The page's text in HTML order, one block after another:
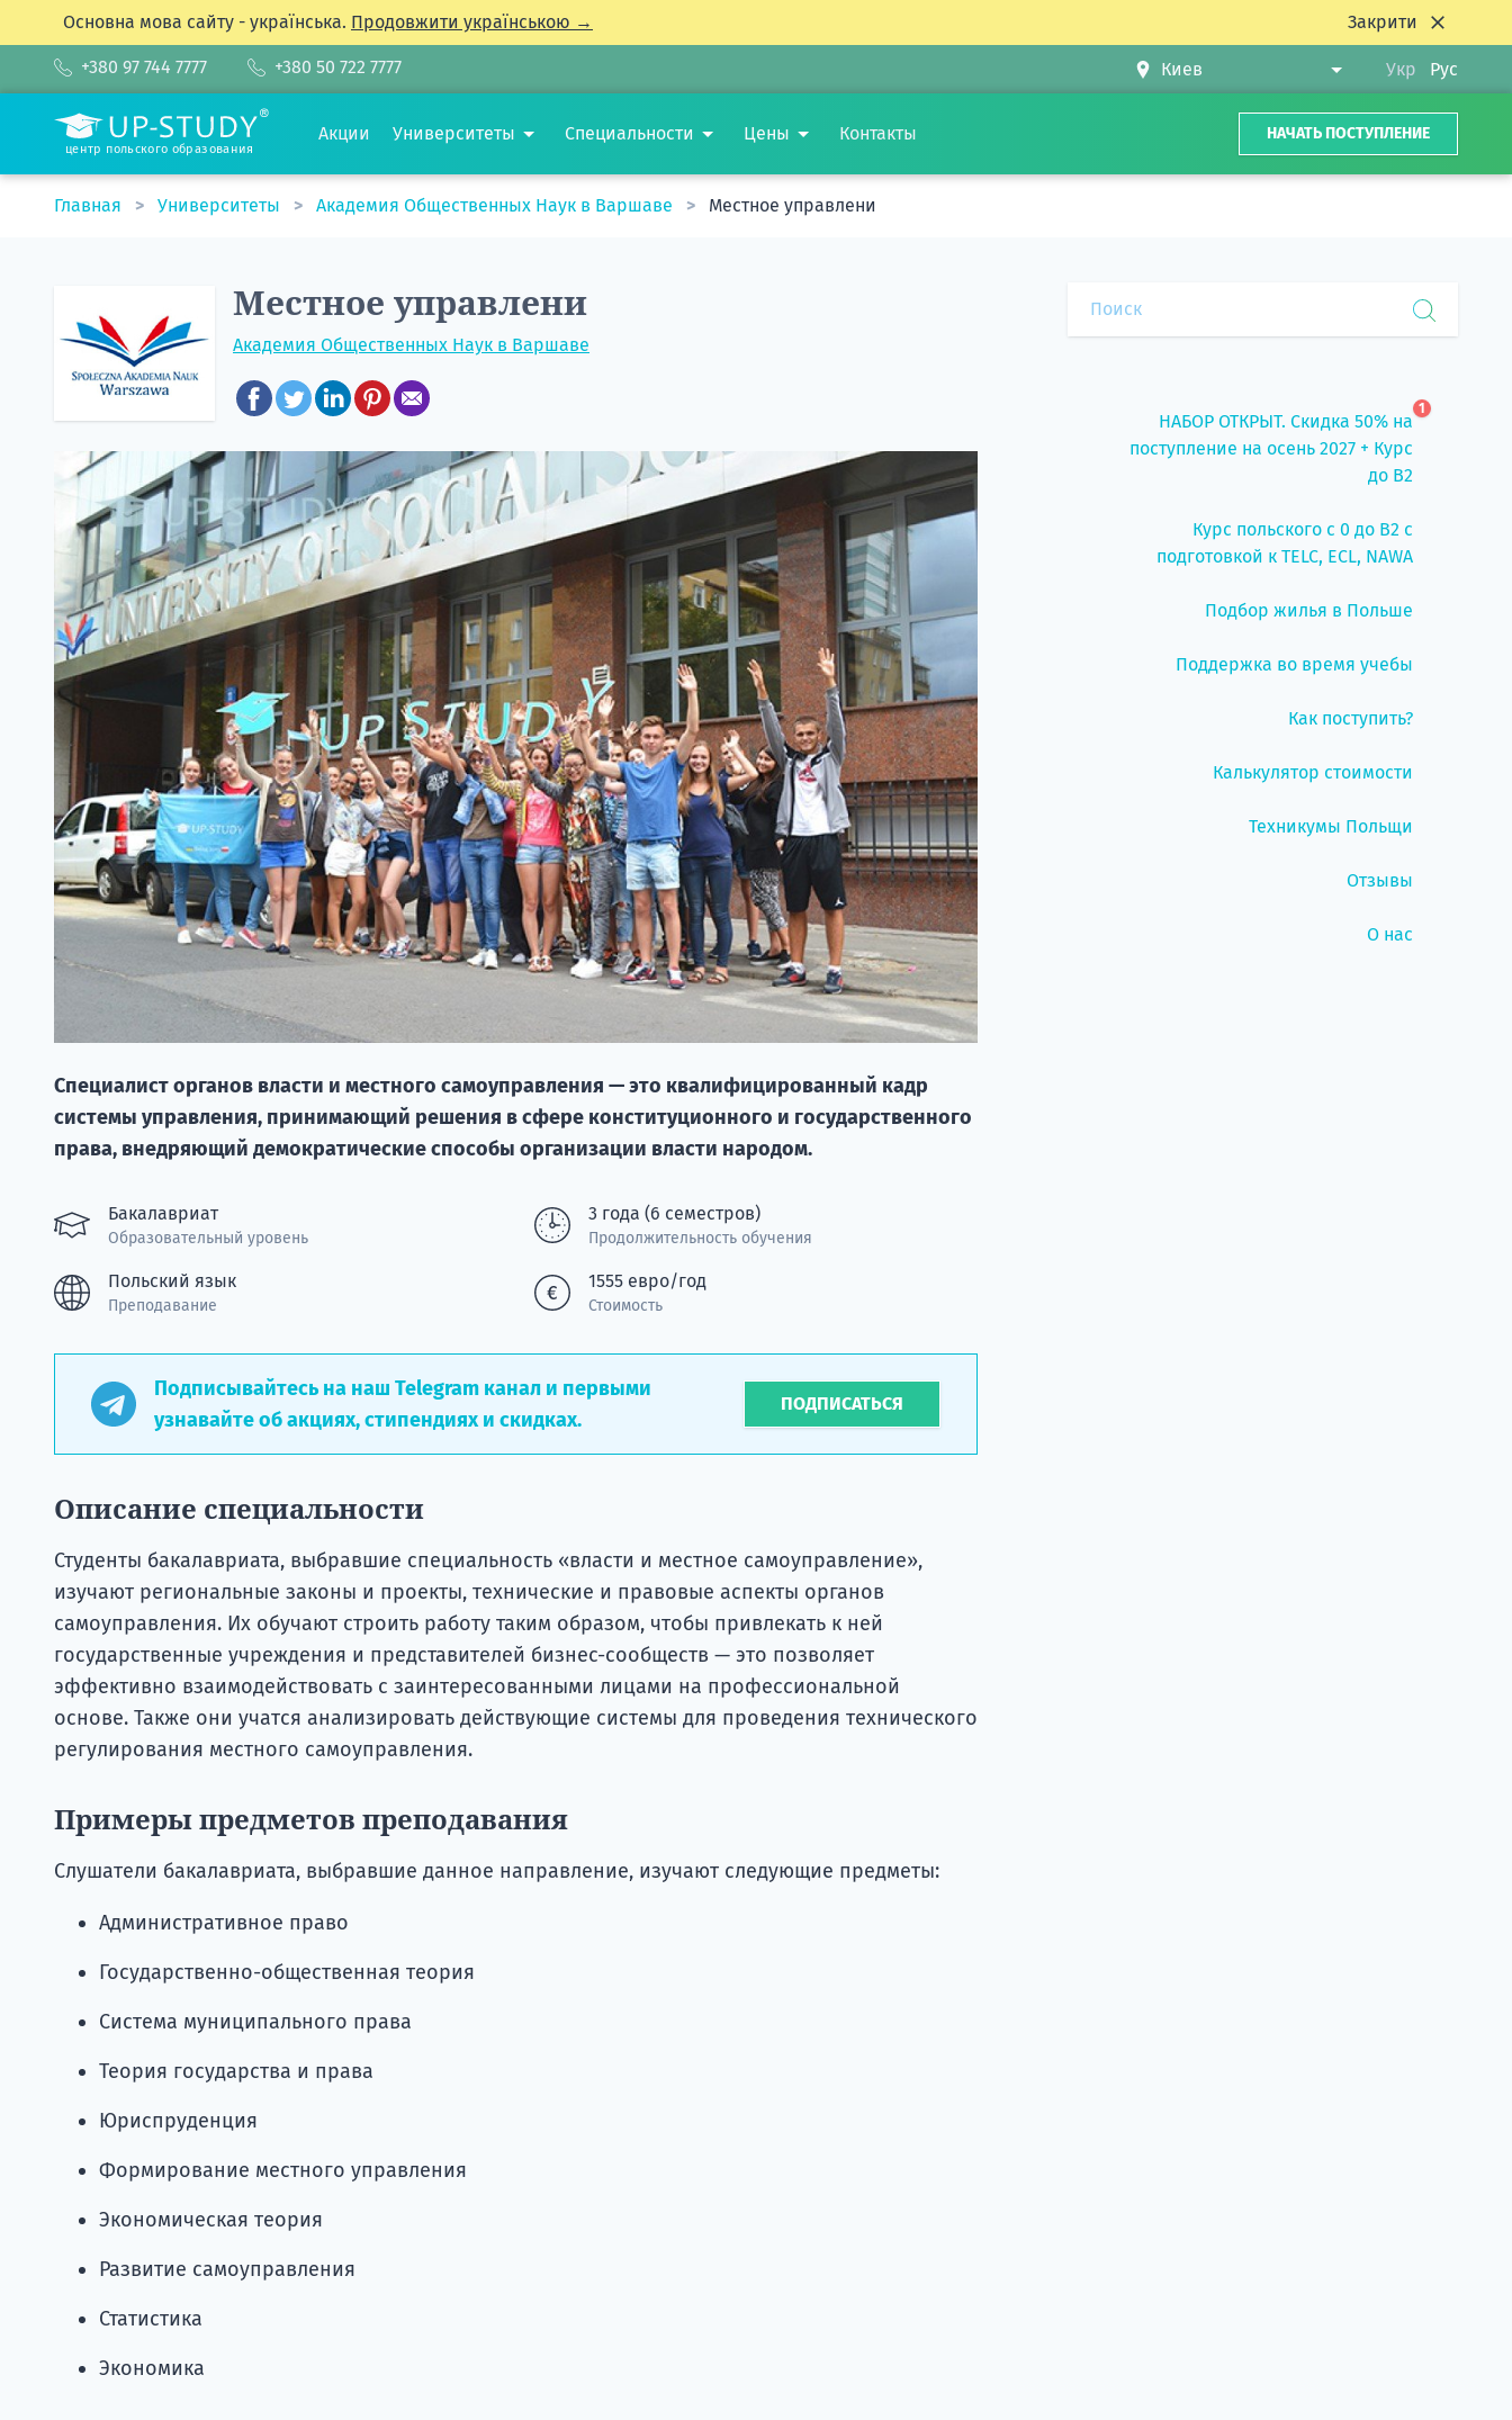
Основна мова сайту - українська. Продовжити українською → Закрити
+380 97 744 7777 +380 50 722 7777 Укр Рус
центр польского образования
Акции Университеты Специальности Цены Контакты НАЧАТЬ ПОСТУПЛЕНИЕ
Главная Университеты Академия Общественных Наук в Варшаве Местное управлени
Местное управлени
Академия Общественных Наук в Варшаве
Специалист органов власти и местного самоуправления — это квалифицированный кадр
системы управления, принимающий решения в сфере конституционного и государственного
права, внедряющий демократические способы организации власти народом.
Бакалавриат
Образовательный уровень
3 года (6 семестров)
Продолжительность обучения
Польский язык
Преподавание
1555 евро/год
Стоимость
Подписывайтесь на наш Telegram канал и первыми
узнавайте об акциях, стипендиях и скидках.
ПОДПИСАТЬСЯ
Описание специальности
Студенты бакалавриата, выбравшие специальность «власти и местное самоуправление»,
изучают региональные законы и проекты, технические и правовые аспекты органов
самоуправления. Их обучают строить работу таким образом, чтобы привлекать к ней
государственные учреждения и представителей бизнес-сообществ — это позволяет
эффективно взаимодействовать с заинтересованными лицами на профессиональной
основе. Также они учатся анализировать действующие системы для проведения технического
регулирования местного самоуправления.
Примеры предметов преподавания
Слушатели бакалавриата, выбравшие данное направление, изучают следующие предметы:
Административное право
Государственно-общественная теория
Система муниципального права
Теория государства и права
Юриспруденция
Формирование местного управления
Экономическая теория
Развитие самоуправления
Статистика
Экономика
НАБОР ОТКРЫТ. Скидка 50% на
поступление на осень 2027 + Курс
до B2
1
Курс польского с 0 до B2 с
подготовкой к TELC, ECL, NAWA
Подбор жилья в Польше
Поддержка во время учебы
Как поступить?
Калькулятор стоимости
Техникумы Польщи
Отзывы
О нас